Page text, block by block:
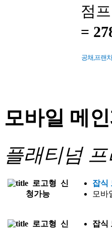
점
=
공채,프랜
모바일 메
플래티넘
로고형 신
청가능
잡식
모바
로고형 신
잡식